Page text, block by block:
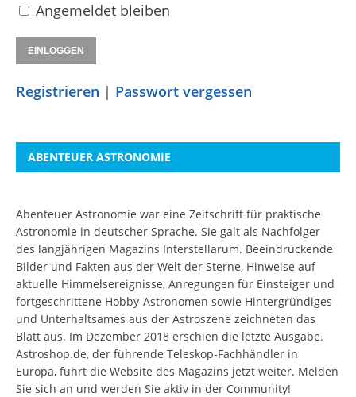
Angemeldet bleiben
Registrieren | Passwort vergessen
ABENTEUER ASTRONOMIE
Abenteuer Astronomie war eine Zeitschrift für praktische
Astronomie in deutscher Sprache. Sie galt als Nachfolger
des langjährigen Magazins Interstellarum. Beeindruckende
Bilder und Fakten aus der Welt der Sterne, Hinweise auf
aktuelle Himmelsereignisse, Anregungen für Einsteiger und
fortgeschrittene Hobby-Astronomen sowie Hintergründiges
und Unterhaltsames aus der Astroszene zeichneten das
Blatt aus. Im Dezember 2018 erschien die letzte Ausgabe.
Astroshop.de, der führende Teleskop-Fachhändler in
Europa, führt die Website des Magazins jetzt weiter. Melden
Sie sich an und werden Sie aktiv in der Community!